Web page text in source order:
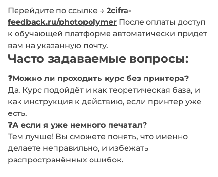
Перейдите по ссылке → 2cifra-
feedback.ru/photopolymer После оплаты доступ
к обучающей платформе автоматически придет
вам на указанную почту.
Часто задаваемые вопросы:
❓Можно ли проходить курс без принтера?
Да. Курс подойдёт и как теоретическая база, и
как инструкция к действию, если принтер уже
есть.
❓А если я уже немного печатал?
Тем лучше! Вы сможете понять, что именно
делаете неправильно, и избежать
распространённых ошибок.